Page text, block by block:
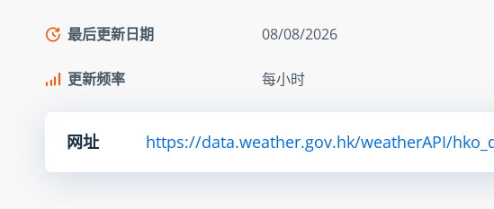
最后更新日期 08/08/2026
更新频率 每小时
网址 https://data.weather.gov.hk/weatherAPI/